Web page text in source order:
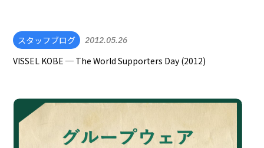
スタッフブログ 2012.05.26
VISSEL KOBE ─ The World Supporters Day (2012)